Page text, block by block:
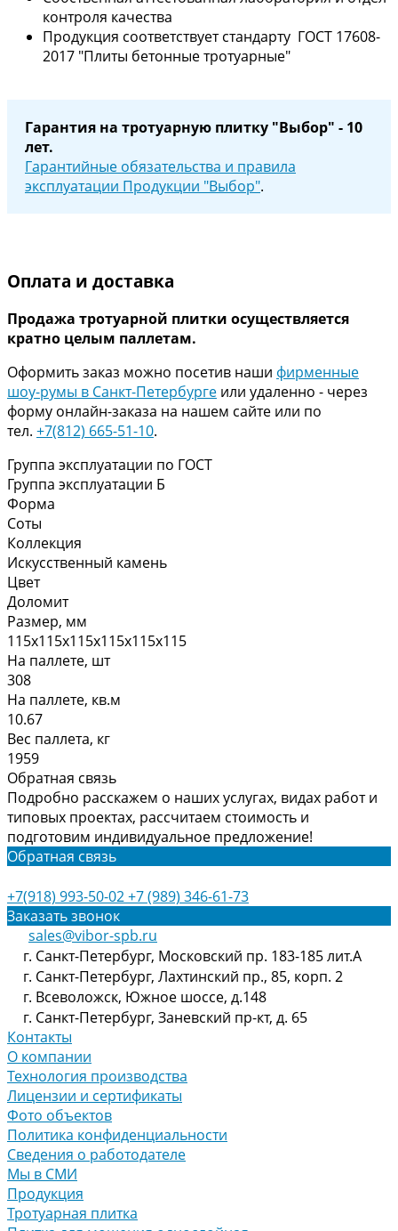
контроля качества
Продукция соответствует стандарту ГОСТ 17608-
2017 "Плиты бетонные тротуарные"
Гарантия на тротуарную плитку "Выбор" - 10
лет.
Гарантийные обязательства и правила
эксплуатации Продукции "Выбор".
Оплата и доставка
Продажа тротуарной плитки осуществляется
кратно целым паллетам.
Оформить заказ можно посетив наши фирменные
шоу-румы в Санкт-Петербурге или удаленно - через
форму онлайн-заказа на нашем сайте или по
тел. +7(812) 665-51-10.
Группа эксплуатации по ГОСТ
Группа эксплуатации Б
Форма
Соты
Коллекция
Искусственный камень
Цвет
Доломит
Размер, мм
115х115х115х115х115х115
На паллете, шт
308
На паллете, кв.м
10.67
Вес паллета, кг
1959
Обратная связь
Подробно расскажем о наших услугах, видах работ и
типовых проектах, рассчитаем стоимость и
подготовим индивидуальное предложение!
Обратная связь
+7(918) 993-50-02+7 (989) 346-61-73
Заказать звонок
sales@vibor-spb.ru
г. Санкт-Петербург, Московский пр. 183-185 лит.А
г. Санкт-Петербург, Лахтинский пр., 85, корп. 2
г. Всеволожск, Южное шоссе, д.148
г. Санкт-Петербург, Заневский пр-кт, д. 65
Контакты
О компании
Технология производства
Лицензии и сертификаты
Фото объектов
Политика конфиденциальности
Сведения о работодателе
Мы в СМИ
Продукция
Тротуарная плитка